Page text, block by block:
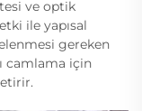
ve optik
ile yapısal
gereken
camlama için